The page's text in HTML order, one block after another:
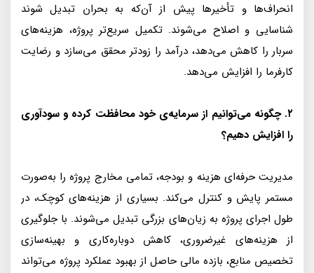
انحراف‌ها و تأخیرها پیش از آن‌که به بحران تبدیل شوند
شناسایی و اصلاح می‌شوند. تکمیل سریع‌تر پروژه، هزینه‌های
سربار را کاهش می‌دهد، درآمد را زودتر محقق می‌سازد و رضایت
کارفرما را افزایش می‌دهد.
۲. چگونه می‌توانیم از سرمایه‌ی خود محافظت کرده و سودآوری
را افزایش دهیم؟
مدیریت حرفه‌ای هزینه و بودجه، تمامی مخارج پروژه را به‌صورت
مستمر پایش و کنترل می‌کند. بسیاری از هزینه‌های کوچک، در
طول اجرای پروژه به زیان‌های بزرگی تبدیل می‌شوند. با جلوگیری
از هزینه‌های غیرضروری، کاهش دوباره‌کاری و بهینه‌سازی
تخصیص منابع، بازده مالی حاصل از بهبود عملکرد پروژه می‌تواند